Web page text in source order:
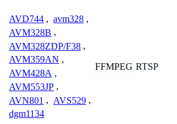
AVD744 , avm328 ,
AVM328B ,
AVM328ZDP/F38 ,
AVM359AN ,
AVM428A ,
AVM553JP ,
AVN801 , AVS529 ,
dgm1134
FFMPEG RTSP